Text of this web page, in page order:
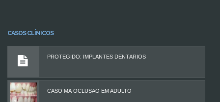
CASOS CLÍNICOS
PROTEGIDO: IMPLANTES DENTÁRIOS
CASO MÁ OCLUSÃO EM ADULTO